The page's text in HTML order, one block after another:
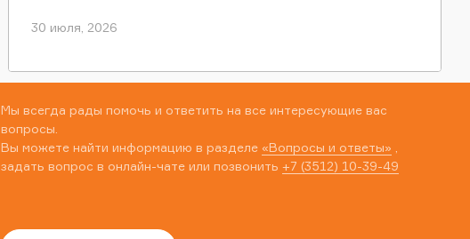
30 июля, 2026
Мы всегда рады помочь и ответить на все интересующие вас
вопросы.
Вы можете найти информацию в разделе «Вопросы и ответы»
задать вопрос в онлайн-чате или позвонить +7 (3512) 10-39-49